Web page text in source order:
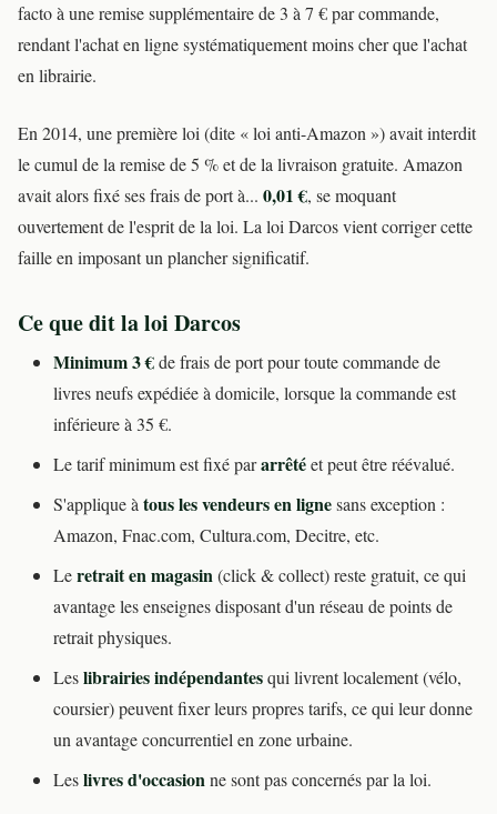
facto à une remise supplémentaire de 3 à 7 € par commande,
rendant l'achat en ligne systématiquement moins cher que l'achat
en librairie.
En 2014, une première loi (dite « loi anti-Amazon ») avait interdit
le cumul de la remise de 5 % et de la livraison gratuite. Amazon
avait alors fixé ses frais de port à... 0,01 €, se moquant
ouvertement de l'esprit de la loi. La loi Darcos vient corriger cette
faille en imposant un plancher significatif.
Ce que dit la loi Darcos
Minimum 3 €de frais de port pour toute commande de
livres neufs expédiée à domicile, lorsque la commande est
inférieure à 35 €.
Le tarif minimum est fixé pararrêtéet peut être réévalué.
S'applique àtous les vendeurs en lignesans exception :
Amazon, Fnac.com, Cultura.com, Decitre, etc.
Leretrait en magasin(click & collect) reste gratuit, ce qui
avantage les enseignes disposant d'un réseau de points de
retrait physiques.
Leslibrairies indépendantesqui livrent localement (vélo,
coursier) peuvent fixer leurs propres tarifs, ce qui leur donne
un avantage concurrentiel en zone urbaine.
Leslivres d'occasionne sont pas concernés par la loi.